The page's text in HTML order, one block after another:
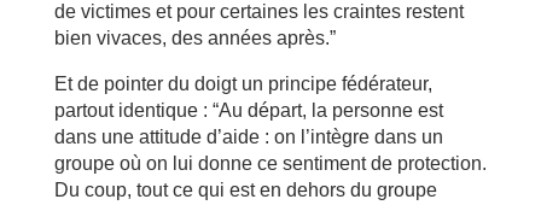
de victimes et pour certaines les craintes restent
bien vivaces, des années après.”
Et de pointer du doigt un principe fédérateur,
partout identique : “Au départ, la personne est
dans une attitude d’aide : on l’intègre dans un
groupe où on lui donne ce sentiment de protection.
Du coup, tout ce qui est en dehors du groupe